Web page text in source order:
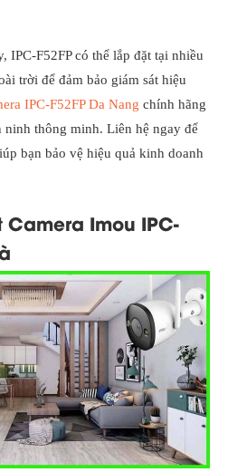
IPC-F52FP có thể lắp đặt tại nhiều
trời để đảm bảo giám sát hiệu
IPC-F52FP Da Nang chính hãng
ninh thông minh. Liên hệ ngay để
bạn bảo vệ hiệu quả kinh doanh
Camera Imou IPC-